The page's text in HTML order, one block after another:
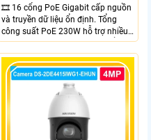
🎞 16 cổng PoE Gigabit cấp nguồn
và truyền dữ liệu ổn định. Tổng
công suất PoE 230W hỗ trợ nhiều
thiết bị cùng lúc. Tốc độ chuyển
mạch 68Gbps đảm bảo hiệu suất
cao ổn định. Hỗ trợ truyền PoE xa
lên đến 300m cho hệ thống